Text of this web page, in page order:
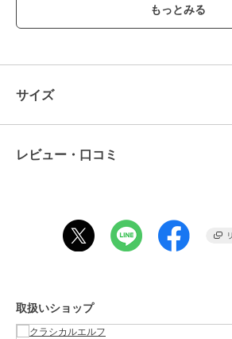
・バックリボンで後ろ姿も抜かりなし
・体のラインを拾いにくいゆったり感
広がりすぎないシルエットで、ラフなのに女
がポイント◎
バックにもリボンをあしらい、後ろ姿まで抜か
……………………
透け感：なし
ポケット：なし
洗濯方法：洗濯可
サイズ
レビュー・口コミ
取扱いショップ